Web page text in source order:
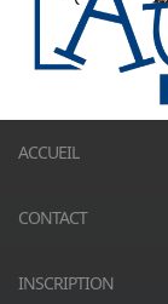
ACCUEIL
CONTACT
INSCRIPTION